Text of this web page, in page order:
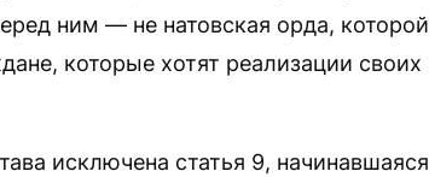
ним — не натовская орда, которой
которые хотят реализации своих
исключена статья 9, начинавшаяся